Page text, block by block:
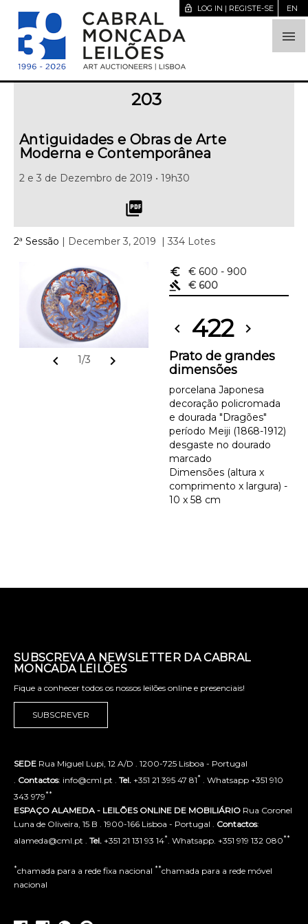

lock_open LOG IN | REGISTE-SE EN
203
Antiguidades e Obras de Arte
Moderna e Contemporânea
2 e 3 de Dezembro de 2019 • 19h30
picture_as_pdf
2ª Sessão | December 3, 2019 | 334 Lotes
chevron_left 1/3 chevron_right
euro_symbol € 600 - 900
gavel
€ 600
chevron_left 422 chevron_right
Prato de grandes
dimensões
porcelana Japonesa
decoração policromada
e dourada "Dragões"
período Meiji (1868-1912)
desgaste no dourado
marcado
Dimensões (altura x
comprimento x largura) -
10 x 58 cm
SUBSCREVA A NEWSLETTER DA CABRAL
MONCADA LEILÕES
Fique a conhecer todos os nossos leilões online e presenciais!
SUBSCREVER
SEDE Rua Miguel Lupi, 12 A/D . 1200-725 Lisboa - Portugal
Contactos: info@cml.pt . Tel. +351 21 395 47 81* . Whatsapp +351 910
343 979**
ESPAÇO ALAMEDA - LEILÕES ONLINE DE MOBILIÁRIO Rua Coronel
Luna de Oliveira, 15 B . 1900-166 Lisboa - Portugal . Contactos:
alameda@cml.pt . Tel. +351 21 131 93 14* . Whatsapp. +351 919 132 080**
*chamada para a rede fixa nacional **chamada para a rede móvel
nacional